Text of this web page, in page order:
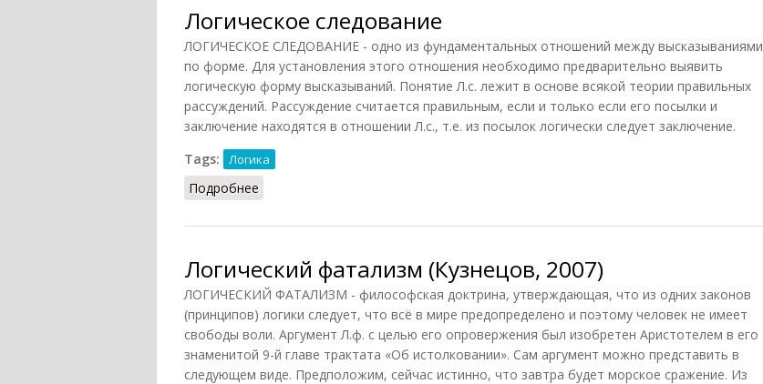
Логическое следование
ЛОГИЧЕСКОЕ СЛЕДОВАНИЕ - одно из фундаментальных отношений между высказываниями
по форме. Для установления этого отношения необходимо предварительно выявить
логическую форму высказываний. Понятие Л.с. лежит в основе всякой теории правильных
рассуждений. Рассуждение считается правильным, если и только если его посылки и
заключение находятся в отношении Л.с., т.е. из посылок логически следует заключение.
Tags:
Логика
Подробнее
Логический фатализм (Кузнецов, 2007)
ЛОГИЧЕСКИЙ ФАТАЛИЗМ - философская доктрина, утверждающая, что из одних законов
(принципов) логики следует, что всё в мире предопределено и поэтому человек не имеет
свободы воли. Аргумент Л.ф. с целью его опровержения был изобретен Аристотелем в его
знаменитой 9-й главе трактата «Об истолковании». Сам аргумент можно представить в
следующем виде. Предположим, сейчас истинно, что завтра будет морское сражение. Из